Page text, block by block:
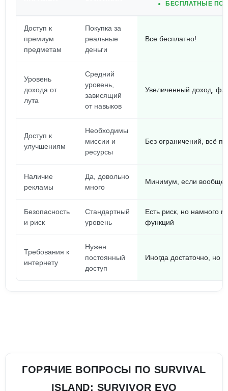
БЕСПЛАТНЫЕ
Доступ к
премиум
предметам
Покупка за
реальные
деньги
Все бесплатно!
Уровень
дохода от
лута
Средний
уровень,
зависящий
от навыков
Увеличенный доход,
Доступ к
улучшениям
Необходимы
миссии и
ресурсы
Без ограничений, всё
Наличие
рекламы
Да, довольно
много
Минимум, если вообще
Безопасность
и риск
Стандартный
уровень
Есть риск, но намного
функций
Требования к
интернету
Нужен
постоянный
доступ
Иногда достаточно, но
ГОРЯЧИЕ ВОПРОСЫ ПО SURVIVAL
ISLAND: SURVIVOR EVO